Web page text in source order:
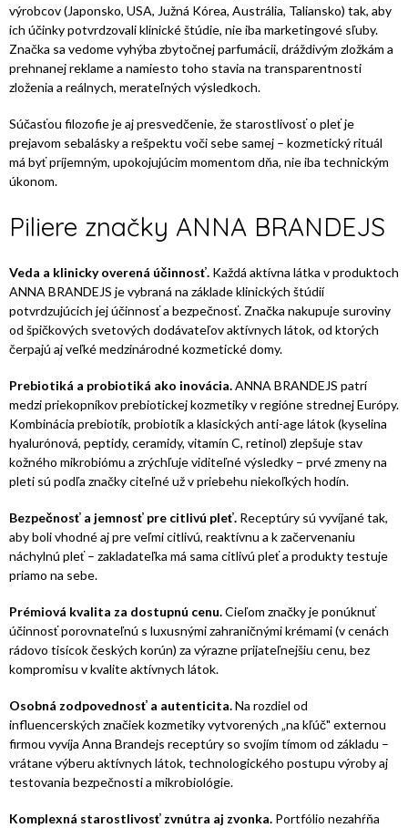
výrobcov (Japonsko, USA, Južná Kórea, Austrália, Taliansko) tak, aby
ich účinky potvrdzovali klinické štúdie, nie iba marketingové sľuby.
Značka sa vedome vyhýba zbytočnej parfumácii, dráždivým zložkám a
prehnanej reklame a namiesto toho stavia na transparentnosti
zloženia a reálnych, merateľných výsledkoch.
Súčasťou filozofie je aj presvedčenie, že starostlivosť o pleť je
prejavom sebalásky a rešpektu voči sebe samej – kozmetický rituál
má byť príjemným, upokojujúcim momentom dňa, nie iba technickým
úkonom.
Piliere značky ANNA BRANDEJS
Veda a klinicky overená účinnosť. Každá aktívna látka v produktoch
ANNA BRANDEJS je vybraná na základe klinických štúdií
potvrdzujúcich jej účinnosť a bezpečnosť. Značka nakupuje suroviny
od špičkových svetových dodávateľov aktívnych látok, od ktorých
čerpajú aj veľké medzinárodné kozmetické domy.
Prebiotiká a probiotiká ako inovácia.ANNA BRANDEJS patrí
medzi priekopníkov prebiotickej kozmetiky v regióne strednej Európy.
Kombinácia prebiotík, probiotík a klasických anti-age látok (kyselina
hyalurónová, peptidy, ceramidy, vitamín C, retinol) zlepšuje stav
kožného mikrobiómu a zrýchľuje viditeľné výsledky – prvé zmeny na
pleti sú podľa značky citeľné už v priebehu niekoľkých hodín.
Bezpečnosť a jemnosť pre citlivú pleť. Receptúry sú vyvíjané tak,
aby boli vhodné aj pre veľmi citlivú, reaktívnu a k začervenaniu
náchylnú pleť – zakladateľka má sama citlivú pleť a produkty testuje
priamo na sebe.
Prémiová kvalita za dostupnú cenu.Cieľom značky je ponúknuť
účinnosť porovnateľnú s luxusnými zahraničnými krémami (v cenách
rádovo tisícok českých korún) za výrazne prijateľnejšiu cenu, bez
kompromisu v kvalite aktívnych látok.
Osobná zodpovednosť a autenticita.Na rozdiel od
influencerských značiek kozmetiky vytvorených „na kľúč" externou
firmou vyvíja Anna Brandejs receptúry so svojím tímom od základu –
vrátane výberu aktívnych látok, technologického postupu výroby aj
testovania bezpečnosti a mikrobiológie.
Komplexná starostlivosť zvnútra aj zvonka. Portfólio nezahŕňa